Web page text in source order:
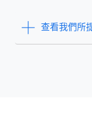
查看我們所